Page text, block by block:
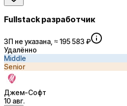
Fullstack разработчик
ЗП не указана, ≈ 195 583 ₽
Удалённо
Middle
Senior
Джем-Софт
10 авг.